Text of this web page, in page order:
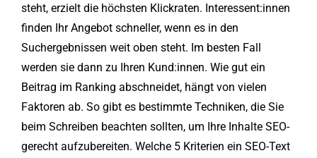
steht, erzielt die höchsten Klickraten. Interessent:innen
finden Ihr Angebot schneller, wenn es in den
Suchergebnissen weit oben steht. Im besten Fall
werden sie dann zu Ihren Kund:innen. Wie gut ein
Beitrag im Ranking abschneidet, hängt von vielen
Faktoren ab. So gibt es bestimmte Techniken, die Sie
beim Schreiben beachten sollten, um Ihre Inhalte SEO-
gerecht aufzubereiten. Welche 5 Kriterien ein SEO-Text